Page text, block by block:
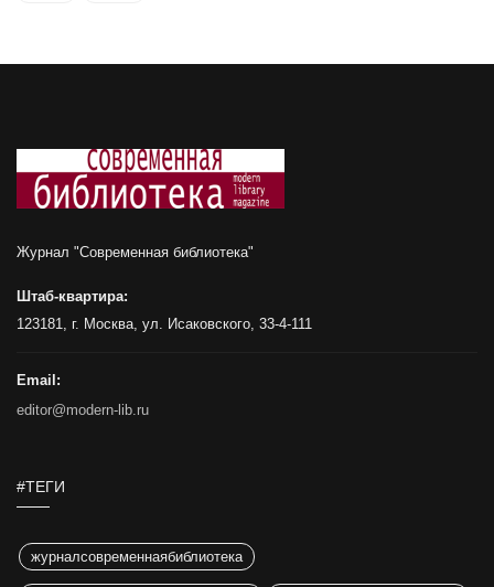
Журнал "Современная библиотека"
Штаб-квартира:
123181, г. Москва, ул. Исаковского, 33-4-111
Email:
editor@modern-lib.ru
#ТЕГИ
журналсовременнаябиблиотека